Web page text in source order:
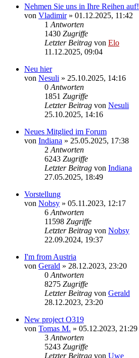
Nehmen Sie uns in Ihre Reihen auf!
von Vladimir» 01.12.2025, 11:42
1 Antworten
1430 Zugriffe
Letzter Beitrag von Elo
11.12.2025, 09:04
Neu hier
von Nesuli » 25.10.2025, 14:16
0 Antworten
1851 Zugriffe
Letzter Beitrag von Nesuli
25.10.2025, 14:16
Neues Mitglied im Forum
von Indiana » 25.05.2025, 17:38
2 Antworten
6243 Zugriffe
Letzter Beitrag von Indiana
27.05.2025, 18:49
Vorstellung
von Nobsy » 05.11.2023, 12:17
6 Antworten
11598 Zugriffe
Letzter Beitrag von Nobsy
22.09.2024, 19:37
I'm from Austria
von Gerald » 28.12.2023, 23:20
0 Antworten
8275 Zugriffe
Letzter Beitrag von Gerald
28.12.2023, 23:20
New project O319
von Tomas M. » 05.12.2023, 21:29
3 Antworten
5243 Zugriffe
Letzter Beitrag von Uwe